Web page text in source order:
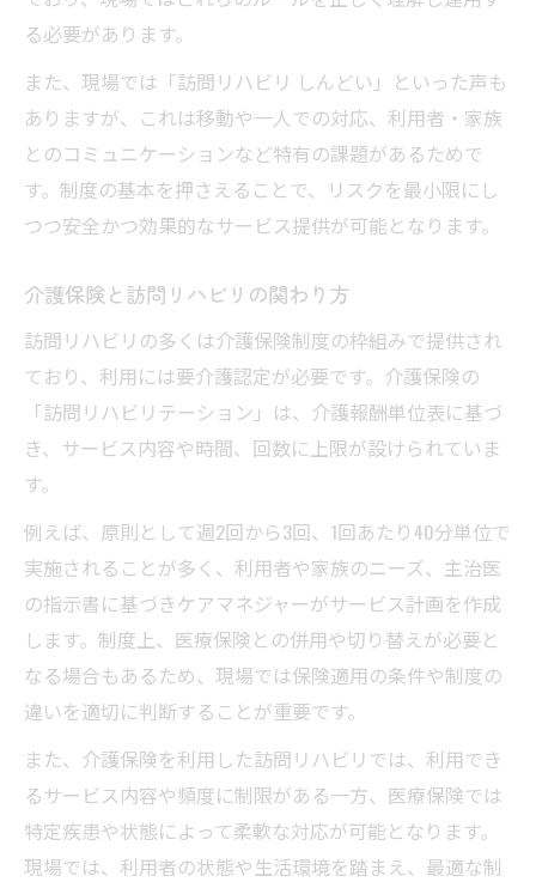
る必要があります。
また、現場では「訪問リハビリ しんどい」といった声も
ありますが、これは移動や一人での対応、利用者・家族
とのコミュニケーションなど特有の課題があるためで
す。制度の基本を押さえることで、リスクを最小限にし
つつ安全かつ効果的なサービス提供が可能となります。
介護保険と訪問リハビリの関わり方
訪問リハビリの多くは介護保険制度の枠組みで提供され
ており、利用には要介護認定が必要です。介護保険の
「訪問リハビリテーション」は、介護報酬単位表に基づ
き、サービス内容や時間、回数に上限が設けられていま
す。
例えば、原則として週2回から3回、1回あたり40分単位で
実施されることが多く、利用者や家族のニーズ、主治医
の指示書に基づきケアマネジャーがサービス計画を作成
します。制度上、医療保険との併用や切り替えが必要と
なる場合もあるため、現場では保険適用の条件や制度の
違いを適切に判断することが重要です。
また、介護保険を利用した訪問リハビリでは、利用でき
るサービス内容や頻度に制限がある一方、医療保険では
特定疾患や状態によって柔軟な対応が可能となります。
現場では、利用者の状態や生活環境を踏まえ、最適な制